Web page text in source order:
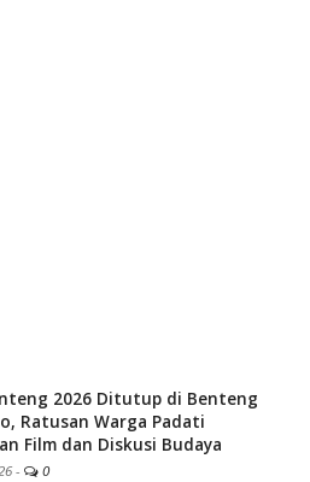
2026 Ditutup di Benteng
Ratusan Warga Padati
Film dan Diskusi Budaya
- 0